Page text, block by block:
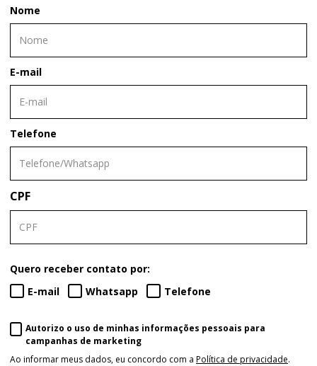
Nome
E-mail
Telefone
CPF
Quero receber contato por:
E-mail
Whatsapp Telefone
Autorizo o uso de minhas informações pessoais para
campanhas de marketing
Ao informar meus dados, eu concordo com a Política de privacidade.